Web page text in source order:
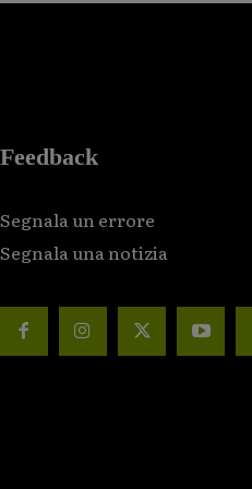
Feedback
Segnala un errore
Segnala una notizia